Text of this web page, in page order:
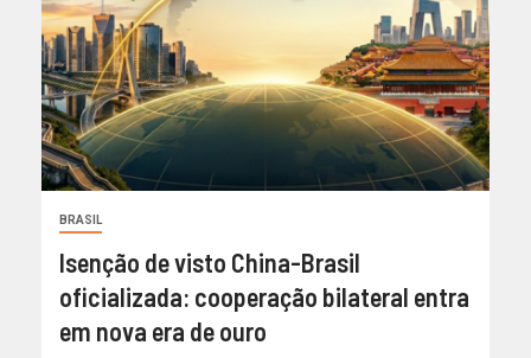
BRASIL
Isenção de visto China-Brasil
oficializada: cooperação bilateral entra
em nova era de ouro